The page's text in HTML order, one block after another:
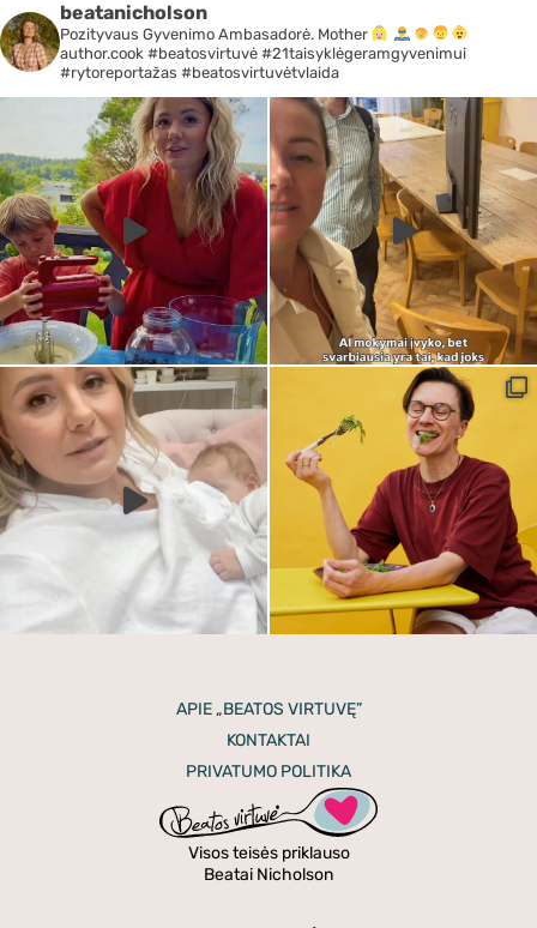
beatanicholson
Pozityvaus Gyvenimo Ambasadorė. Mother
author.cook #beatosvirtuvė #21taisyklėgeramgyvenimui
#rytoreportažas #beatosvirtuvėtvlaida
APIE „BEATOS VIRTUVĘ”
KONTAKTAI
PRIVATUMO POLITIKA
Visos teisės priklauso
Beatai Nicholson